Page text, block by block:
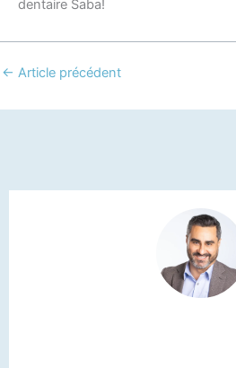
dentaire Saba!
← Article précédent